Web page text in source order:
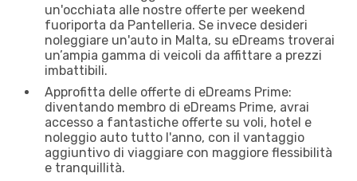
un'occhiata alle nostre offerte per weekend
fuoriporta da Pantelleria. Se invece desideri
noleggiare un'auto in Malta, su eDreams troverai
un’ampia gamma di veicoli da affittare a prezzi
imbattibili.
Approfitta delle offerte di eDreams Prime:
diventando membro di eDreams Prime, avrai
accesso a fantastiche offerte su voli, hotel e
noleggio auto tutto l'anno, con il vantaggio
aggiuntivo di viaggiare con maggiore flessibilità
e tranquillità.